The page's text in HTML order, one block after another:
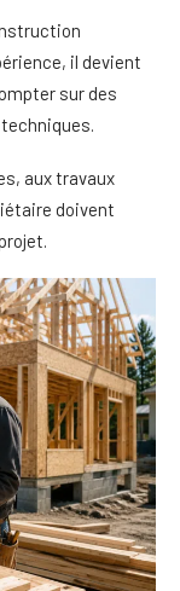
il devient
sur des
aux travaux
doivent